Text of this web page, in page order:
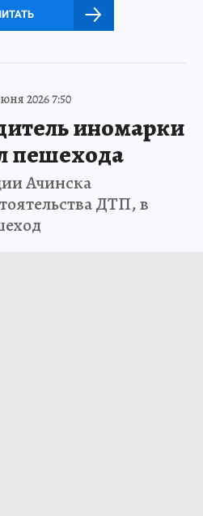
2026 7:50
иномарки
пешехода
Ачинска
ДТП, в